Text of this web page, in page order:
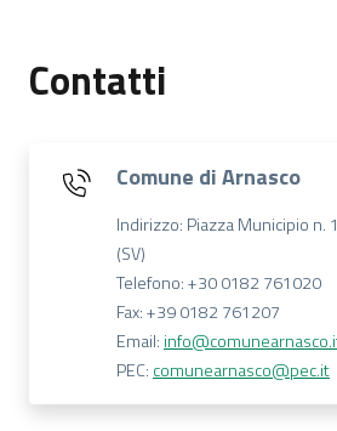
Contatti
Comune di Arnasco
Indirizzo: Piazza Municipio n.
(SV)
Telefono: +30 0182 761020
Fax: +39 0182 761207
Email:
PEC: comunearnasco@pec.it